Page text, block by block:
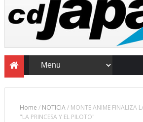
Home / NOTICIA/ MONTE ANIME FINALIZA
"LA PRINCESA Y EL PILOTO"